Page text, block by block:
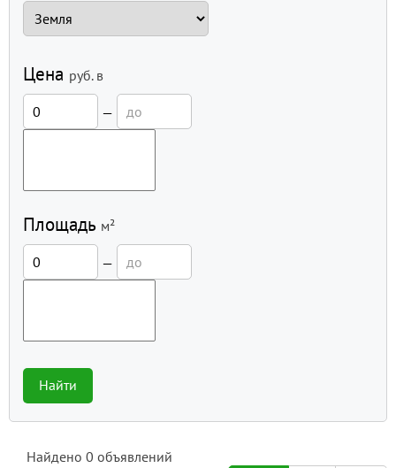
Цена руб. в
—
Площадь м²
—
Найти
Найдено 0 объявлений